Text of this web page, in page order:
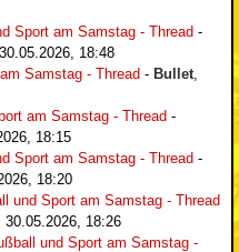
Sport am Samstag - Thread -
30.05.2026, 18:48
Samstag - Thread - Bullet
am Samstag - Thread -
18:15
Sport am Samstag - Thread -
18:20
und Sport am Samstag - Thread
30.05.2026, 18:26
und Sport am Samstag -